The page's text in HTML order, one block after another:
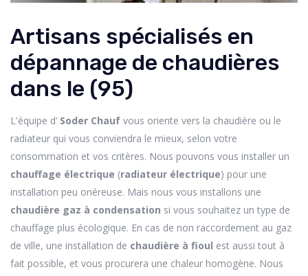
Artisans spécialisés en
dépannage de chaudières
dans le (95)
L'équipe d’ Soder Chauf vous oriente vers la chaudière ou le
radiateur qui vous conviendra le mieux, selon votre
consommation et vos critères. Nous pouvons vous installer un
chauffage électrique (radiateur électrique) pour une
installation peu onéreuse. Mais nous vous installons une
chaudière gaz à condensation si vous souhaitez un type de
chauffage plus écologique. En cas de non raccordement au gaz
de ville, une installation de chaudière à fioul est aussi tout à
fait possible, et vous procurera une chaleur homogène. Nous